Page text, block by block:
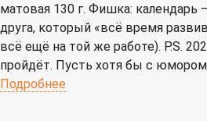
матовая 130 г. Фишка: календарь
друга, который «всё время
всё ещё на той же работе). P.S.
пройдёт. Пусть хотя бы с
Подробнее